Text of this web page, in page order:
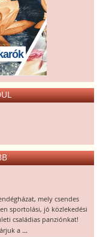
mely csendes
sportolási, jó közlekedési
családias panziónkat!
a ...